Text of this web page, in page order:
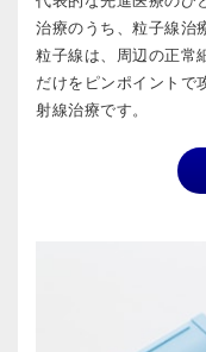
治療のうち、粒子線治
粒子線は、周辺の正常
だけをピンポイントで
射線治療です。